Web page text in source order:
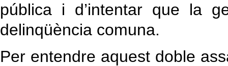
pública i d’intentar que la
delinqüència comuna.
Per entendre aquest doble